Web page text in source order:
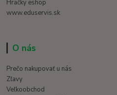
Hračky eshop
www.eduservis.sk
O nás
Prečo nakupovať u nás
Zľavy
Veľkoobchod